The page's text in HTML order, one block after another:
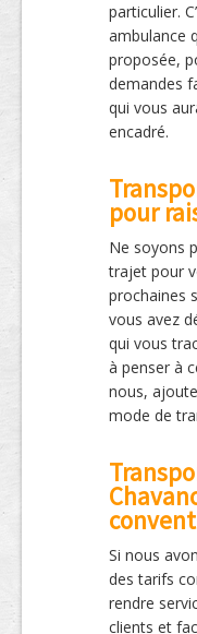
particulier.
ambulance
proposée,
demandes
qui vous
encadré.
pour
Ne soyons
trajet pour
prochaines
vous avez
qui vous
à penser à
nous,
mode de
Si nous
des tarifs
rendre
clients et